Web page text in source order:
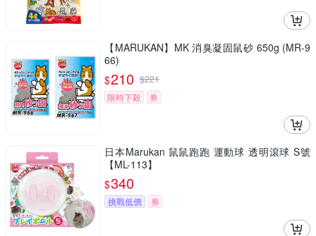
【MARUKAN】MK 消臭凝固鼠砂 650g (MR-9
66)
$210 $221
限時下殺
券
日本Marukan 鼠鼠跑跑 運動球 透明滾球 S號
【ML-113】
$340
挑戰低價 券